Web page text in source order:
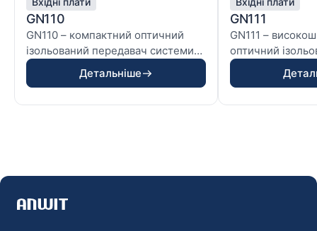
GN110
GN110 – компактний оптичний
ізольований передавач системи
HBM Genesis HighSpeed,...
Детальніше
GN111
GN111 –
оптичний
передавач
систем...